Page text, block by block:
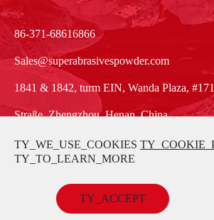
86-371-68616866
Sales@superabrasivespowder.com
1841 & 1842, turm EIN, Wanda Plaza,
Straße, Zhengzhou, Henan, China
TY_WE_USE_COOKIES
TY_TO_LEARN_MORE
TY_ACCEPT